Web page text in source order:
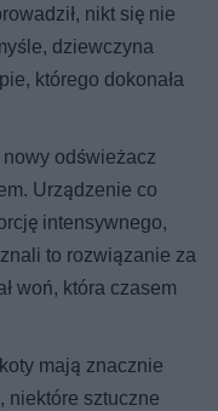
nikt się nie
dziewczyna
którego dokonała
odświeżacz
Urządzenie co
intensywnego,
to rozwiązanie za
woń, która czasem
mają znacznie
niektóre sztuczne